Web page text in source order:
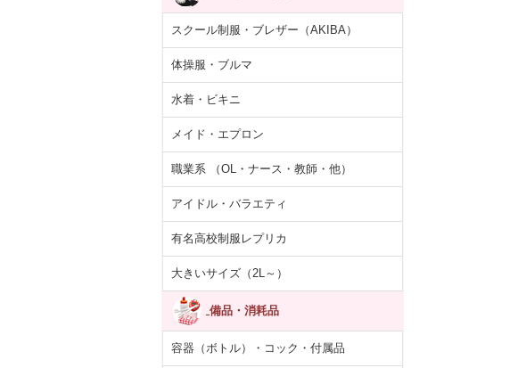
スクール制服・ブレザー（AKIBA）
体操服・ブルマ
水着・ビキニ
メイド・エプロン
職業系 （OL・ナース・教師・他）
アイドル・バラエティ
有名高校制服レプリカ
大きいサイズ（2L～）
備品・消耗品
容器（ボトル）・コック・付属品